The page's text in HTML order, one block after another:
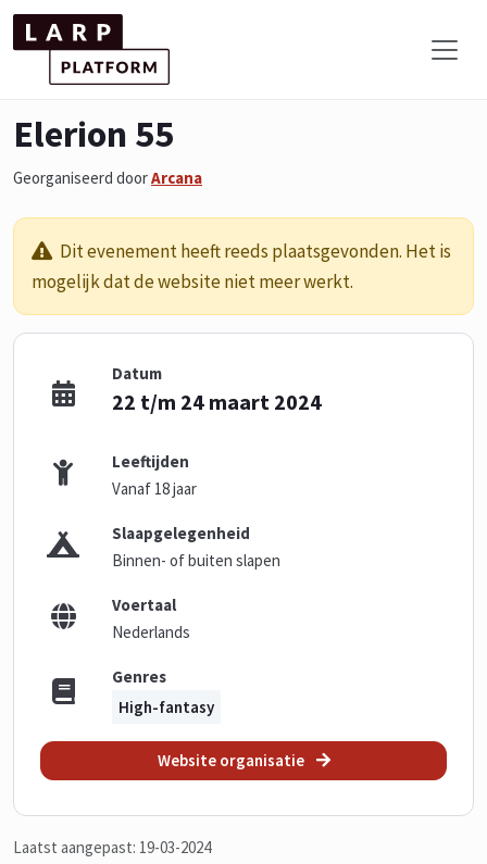
Elerion 55
Georganiseerd doorArcana
Dit evenement heeft reeds plaatsgevonden. Het is
mogelijk dat de website niet meer werkt.
Datum
22 t/m 24 maart 2024
Leeftijden
Vanaf 18 jaar
Slaapgelegenheid
Binnen- of buiten slapen
Voertaal
Nederlands
Genres
High-fantasy
Website organisatie
Laatst aangepast: 19-03-2024